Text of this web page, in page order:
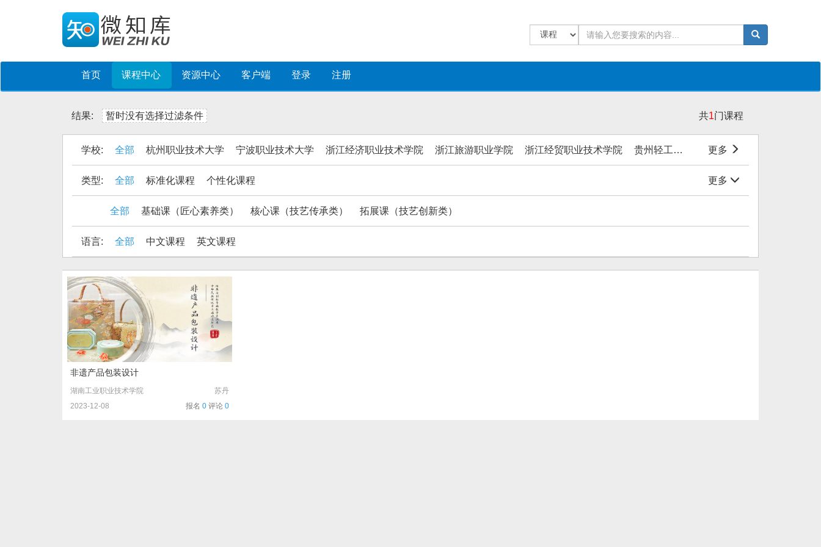
首页 课程中心 资源中心 客户端 登录 注册
结果: 暂时没有选择过滤条件 共1门课程
学校: 全部 杭州职业技术大学 宁波职业技术大学 浙江经济职业技术学院 浙江旅游职业学院 浙江经贸职业技术学院 贵州轻工职业技术学院 更多
类型: 全部 标准化课程 个性化课程 更多
全部 基础课（匠心素养类） 核心课（技艺传承类） 拓展课（技艺创新类）
语言: 全部 中文课程 英文课程
非遗产品包装设计
湖南工业职业技术学院
苏丹
2023-12-08
报名 0 评论 0